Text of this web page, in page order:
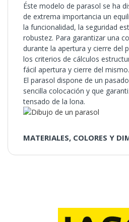
Éste modelo de parasol se ha
de extrema importancia un
la funcionalidad, la seguridad
robustez. Para garantizar una
durante la apertura y cierre del
los criterios de cálculos
fácil apertura y cierre del mismo.
El parasol dispone de un
sencilla colocación y que
tensado de la lona.
MATERIALES, COLORES Y